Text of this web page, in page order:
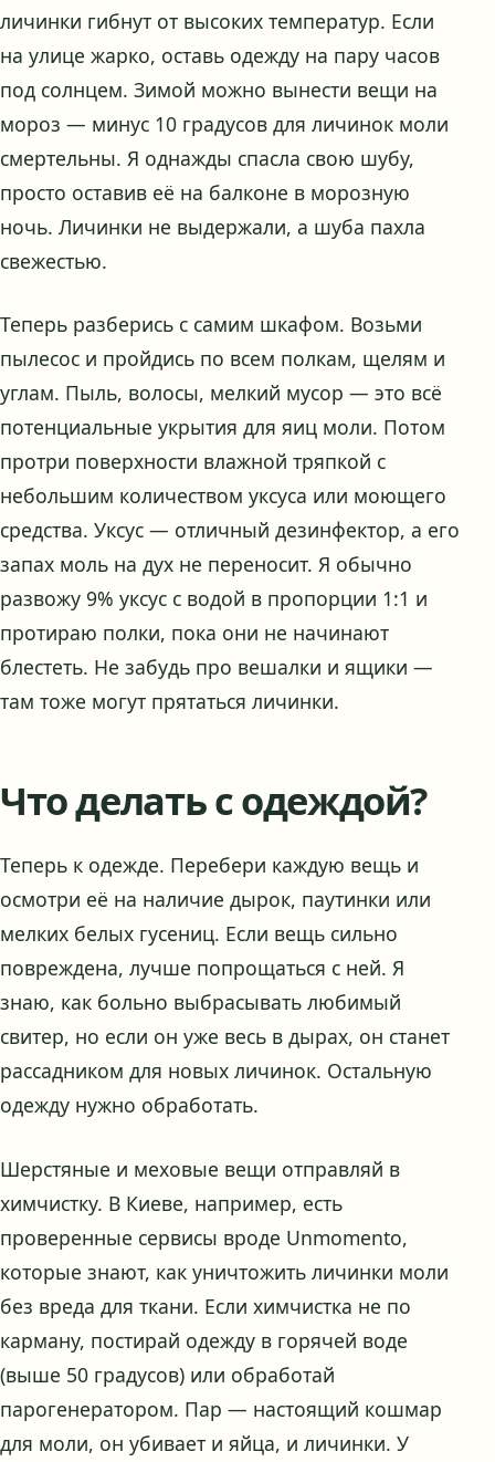
личинки гибнут от высоких температур. Если
на улице жарко, оставь одежду на пару часов
под солнцем. Зимой можно вынести вещи на
мороз — минус 10 градусов для личинок моли
смертельны. Я однажды спасла свою шубу,
просто оставив её на балконе в морозную
ночь. Личинки не выдержали, а шуба пахла
свежестью.
Теперь разберись с самим шкафом. Возьми
пылесос и пройдись по всем полкам, щелям и
углам. Пыль, волосы, мелкий мусор — это всё
потенциальные укрытия для яиц моли. Потом
протри поверхности влажной тряпкой с
небольшим количеством уксуса или моющего
средства. Уксус — отличный дезинфектор, а его
запах моль на дух не переносит. Я обычно
развожу 9% уксус с водой в пропорции 1:1 и
протираю полки, пока они не начинают
блестеть. Не забудь про вешалки и ящики —
там тоже могут прятаться личинки.
Что делать с одеждой?
Теперь к одежде. Перебери каждую вещь и
осмотри её на наличие дырок, паутинки или
мелких белых гусениц. Если вещь сильно
повреждена, лучше попрощаться с ней. Я
знаю, как больно выбрасывать любимый
свитер, но если он уже весь в дырах, он станет
рассадником для новых личинок. Остальную
одежду нужно обработать.
Шерстяные и меховые вещи отправляй в
химчистку. В Киеве, например, есть
проверенные сервисы вроде Unmomento,
которые знают, как уничтожить личинки моли
без вреда для ткани. Если химчистка не по
карману, постирай одежду в горячей воде
(выше 50 градусов) или обработай
парогенератором. Пар — настоящий кошмар
для моли, он убивает и яйца, и личинки. У